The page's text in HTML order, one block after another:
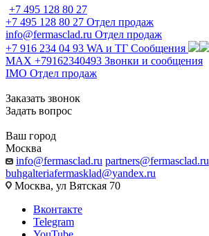
+7 495 128 80 27
+7 495 128 80 27 Отдел продаж
info@fermasclad.ru Отдел продаж
+7 916 234 04 93 WA и ТГ Сообщения
MAX +79162340493 Звонки и сообщения
IMO Отдел продаж
Заказать звонок
Задать вопрос
Ваш город
Москва
info@fermasclad.ru partners@fermasclad.ru
buhgalteriafermasklad@yandex.ru
Москва, ул Вятская 70
Вконтакте
Telegram